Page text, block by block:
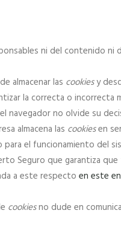
ni del contenido
almacenar las cookiesy
la correcta o incorrecta
navegador no olvide su
almacena las cookiesen
el funcionamiento del
Seguro que garantiza
a este respecto en este
cookiesno dude en